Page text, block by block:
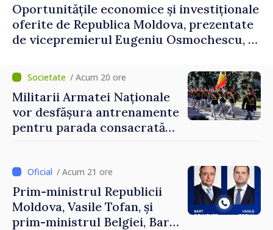
Oportunitățile economice și investiționale
oferite de Republica Moldova, prezentate
de vicepremierul Eugeniu Osmochescu, la
/ Acum 20 ore
Militarii Armatei Naționale
vor desfășura antrenamente
pentru parada consacrată
/ Acum 21 ore
Prim-ministrul Republicii
Moldova, Vasile Tofan, și
prim-ministrul Belgiei, Bart